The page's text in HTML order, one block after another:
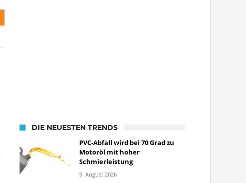
DIE NEUESTEN TRENDS
PVC-Abfall wird bei 70 Grad zu
Motoröl mit hoher
Schmierleistung
9. August 2026